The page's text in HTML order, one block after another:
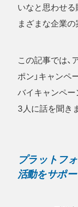
いなと思わせる
まざまな企業の
この記事では、
ポン」キャンペ
バイキャンペー
3人に話を聞き
プラットフ
活動をサポー